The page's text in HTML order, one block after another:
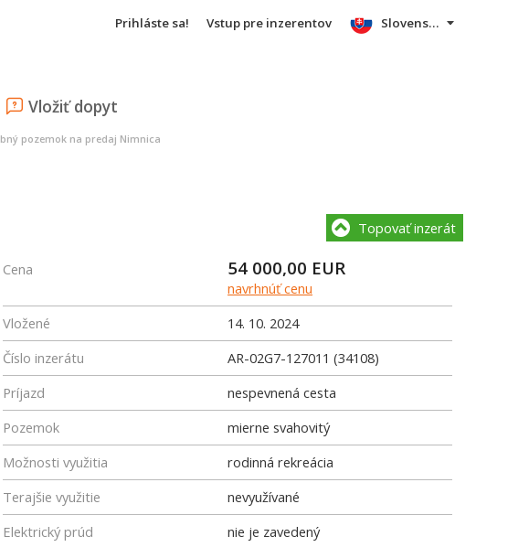
Prihláste sa! Vstup pre inzerentov
Vložiť dopyt
Slovensky
pozemok na predaj Nimnica
Topovať inzerát
Cena 54 000,00 EUR
navrhnúť cenu
Vložené
14. 10. 2024
Číslo inzerátu
AR-02G7-127011 (34108)
Príjazd
nespevnená cesta
Pozemok
mierne svahovitý
Možnosti využitia
rodinná rekreácia
Terajšie využitie
nevyužívané
Elektrický prúd
nie je zavedený